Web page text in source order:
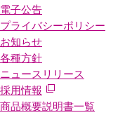
電子公告
プライバシーポリシー
お知らせ
各種方針
ニュースリリース
採用情報
商品概要説明書一覧